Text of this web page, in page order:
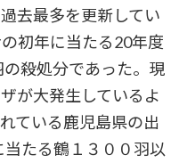
去最多を更新してい
初年に当たる20年度
殺処分であった。現
が大発生しているよ
ている鹿児島県の出
たる鶴１３００羽以